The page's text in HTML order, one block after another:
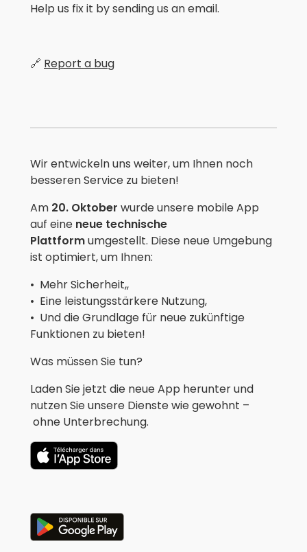
Help us fix it by sending us an email.
🔗 Report a bug
Wir entwickeln uns weiter, um Ihnen noch
besseren Service zu bieten!
Am 20. Oktober wurde unsere mobile App
auf eine neue technische
Plattformumgestellt. Diese neue Umgebung
ist optimiert, um Ihnen:
• Mehr Sicherheit,,
• Eine leistungsstärkere Nutzung,
• Und die Grundlage für neue zukünftige
Funktionen zu bieten!
Was müssen Sie tun?
Laden Sie jetzt die neue App herunter und
nutzen Sie unsere Dienste wie gewohnt –
ohne Unterbrechung.